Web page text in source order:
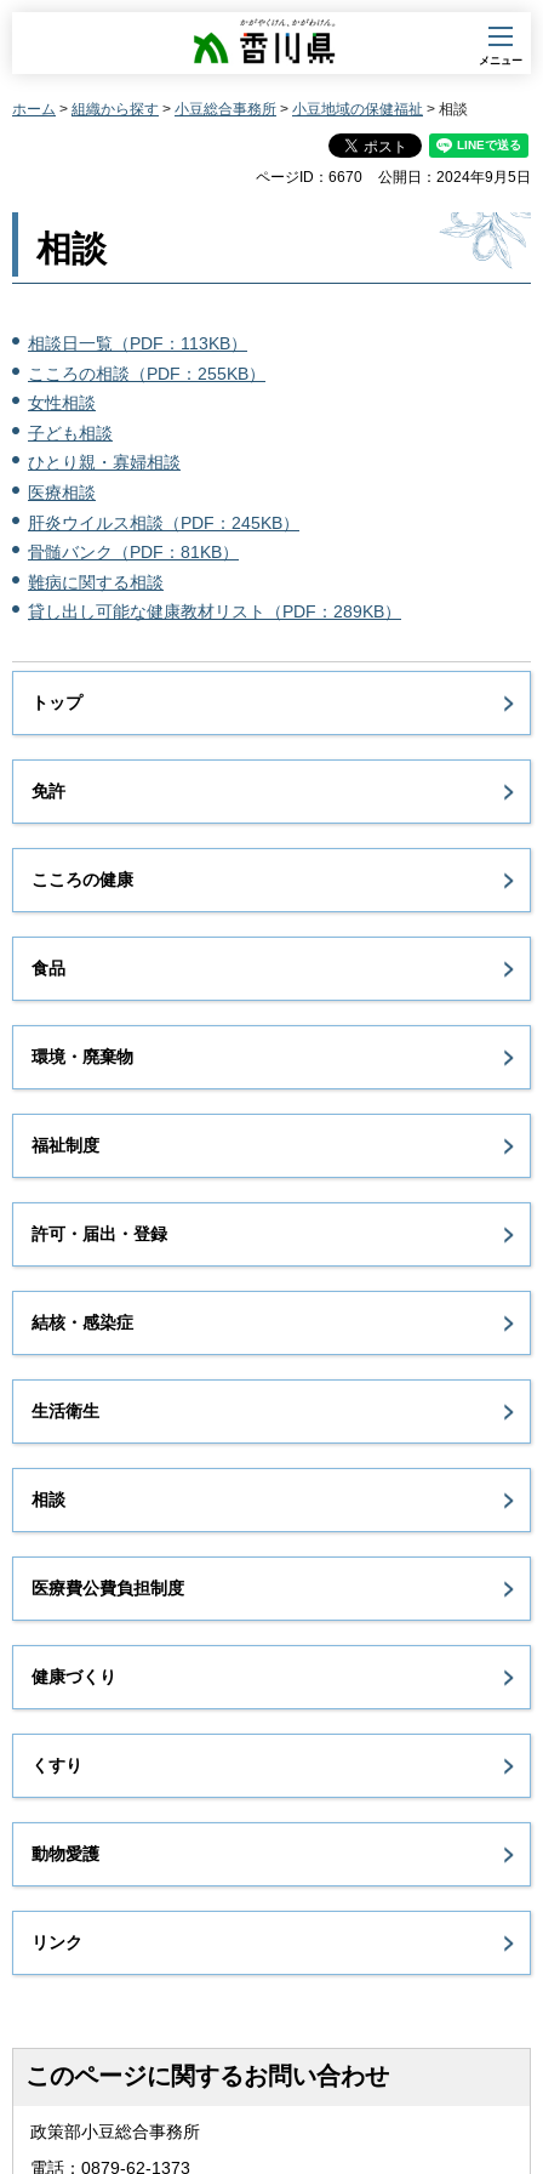
香川県
メニュー
ホーム > 組織から探す > 小豆総合事務所 > 小豆地域の保健福祉 > 相談
ページID：6670 公開日：2024年9月5日
相談
相談日一覧（PDF：113KB）
こころの相談（PDF：255KB）
女性相談
子ども相談
ひとり親・寡婦相談
医療相談
肝炎ウイルス相談（PDF：245KB）
骨髄バンク（PDF：81KB）
難病に関する相談
貸し出し可能な健康教材リスト（PDF：289KB）
トップ
免許
こころの健康
食品
環境・廃棄物
福祉制度
許可・届出・登録
結核・感染症
生活衛生
相談
医療費公費負担制度
健康づくり
くすり
動物愛護
リンク
このページに関するお問い合わせ
政策部小豆総合事務所
電話：0879-62-1373